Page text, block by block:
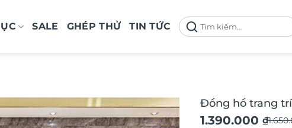
SALE GHÉP THỬ TIN TỨC
Tìm
kiếm:
Đồng hồ trang
Giá
1.390.000 ₫
Giá